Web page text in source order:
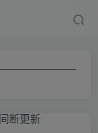
🔥🔥————————
断更新